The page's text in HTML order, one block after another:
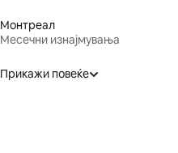
Монтреал
Месечни изнајмувања
Прикажи повеќе